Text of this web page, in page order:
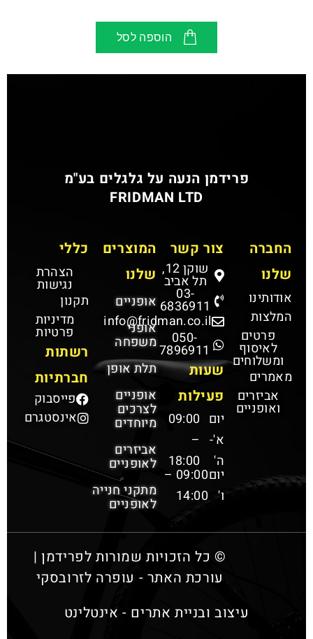
הוספה לסל
פרידמן הנעה על גלגלים בע"מ
FRIDMAN LTD
החברה
שלנו
אודותינו
המלצות
פרטים
לאיסוף
ומשלוחים
מאמרים
אביזרים
ואופניים
צור קשר
שוקן 12,
תל אביב
03-
6836911
info@fridman.co.il
050-
7896911
שעות
פעילות
יום
א'-
ה'
09:00
–
18:00
יום
ו'
09:00 –
14:00
המוצרים
שלנו
אופניים
אופני
משפחה
תלת אופן
אופניים
לצרכים
מיוחדים
אביזרים
לאופניים
מתקני חנייה
לאופניים
כללי
הצהרת
נגישות
תקנון
מדיניות
פרטיות
רשתות
חברתיות
פייסבוק
אינסטגרם
© כל הזכויות שמורות לפרידמן |
עורכת האתר - עופרה לזרובסקי
עיצוב ובניית אתרים - אינטלינט